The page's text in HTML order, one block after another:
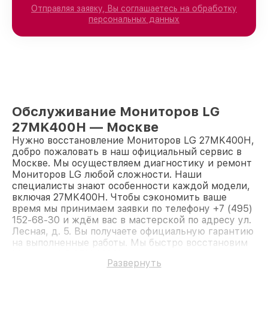
Отправляя заявку, Вы соглашаетесь на обработку
персональных данных
Обслуживание Мониторов LG
27MK400H — Москве
Нужно восстановление Мониторов LG 27MK400H,
добро пожаловать в наш официальный сервис в
Москве. Мы осуществляем диагностику и ремонт
Мониторов LG любой сложности. Наши
специалисты знают особенности каждой модели,
включая 27MK400H. Чтобы сэкономить ваше
время мы принимаем заявки по телефону +7 (495)
152-68-30 и ждём вас в мастерской по адресу ул.
Лесная, д. 5. Вы получаете официальную гарантию
на выполненные работы. Мы быстро восстановим
Развернуть